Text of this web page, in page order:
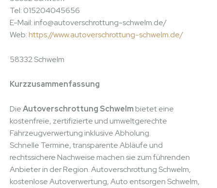
Tel: 015204045656
E-Mail: info@autoverschrottung-schwelm.de/
Web:https://www.autoverschrottung-schwelm.de/
58332 Schwelm
Kurzzusammenfassung
DieAutoverschrottung Schwelm bietet eine
kostenfreie, zertifizierte und umweltgerechte
Fahrzeugverwertung inklusive Abholung.
Schnelle Termine, transparente Abläufe und
rechtssichere Nachweise machen sie zum führenden
Anbieter in der Region. Autoverschrottung Schwelm,
kostenlose Autoverwertung, Auto entsorgen Schwelm,